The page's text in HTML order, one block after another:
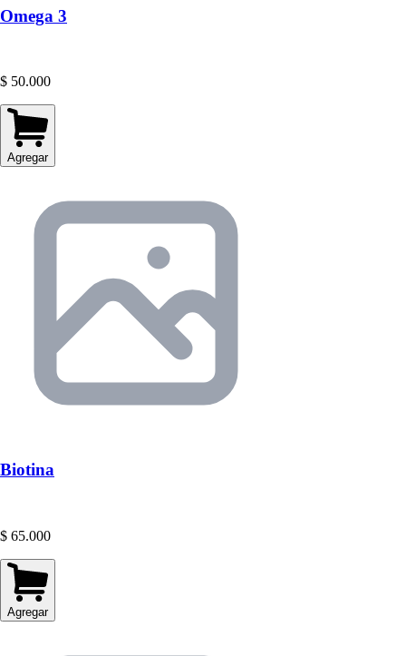
Omega 3
$ 50.000
Agregar
Biotina
$ 65.000
Agregar